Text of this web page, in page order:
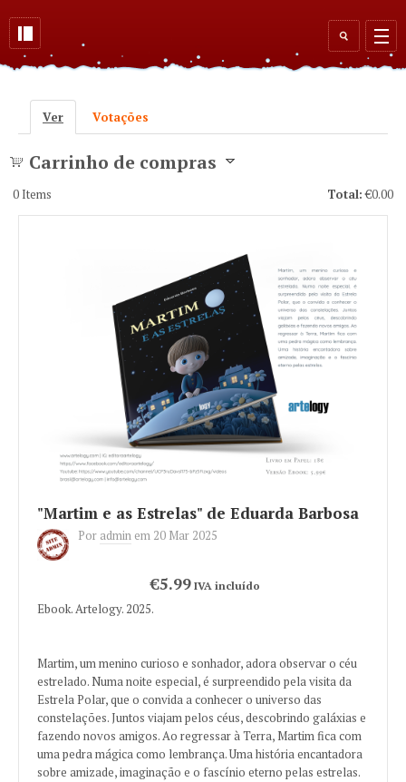
Search
form
Primary tabs
Ver (active tab)
Votações
Carrinho de compras
0Items Total: €0.00
"Martim e as Estrelas" de Eduarda Barbosa
Por admin em 20 Mar 2025
€5.99IVA incluído
Ebook. Artelogy. 2025.
Martim, um menino curioso e sonhador, adora observar o céu
estrelado. Numa noite especial, é surpreendido pela visita da
Estrela Polar, que o convida a conhecer o universo das
constelações. Juntos viajam pelos céus, descobrindo galáxias e
fazendo novos amigos. Ao regressar à Terra, Martim fica com
uma pedra mágica como lembrança. Uma história encantadora
sobre amizade, imaginação e o fascínio eterno pelas estrelas.